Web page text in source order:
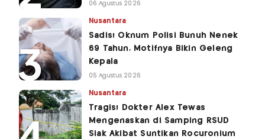
06 Agustus 2026
Nusantara
Sadis! Oknum Polisi Bunuh Nenek
69 Tahun, Motifnya Bikin Geleng
Kepala
05 Agustus 2026
Nusantara
Tragis! Dokter Alex Tewas
Mengenaskan di Samping RSUD
Siak Akibat Suntikan Rocuronium